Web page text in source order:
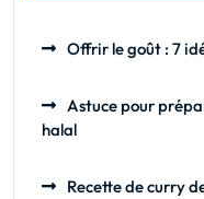
Offrir le goût : 7
Astuce pour
halal
Recette de curry